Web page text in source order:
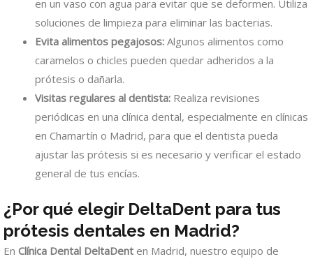
en un vaso con agua para evitar que se deformen. Utiliza
soluciones de limpieza para eliminar las bacterias.
Evita alimentos pegajosos: Algunos alimentos como
caramelos o chicles pueden quedar adheridos a la
prótesis o dañarla.
Visitas regulares al dentista: Realiza revisiones
periódicas en una clínica dental, especialmente en clínicas
en Chamartín o Madrid, para que el dentista pueda
ajustar las prótesis si es necesario y verificar el estado
general de tus encías.
¿Por qué elegir DeltaDent para tus
prótesis dentales en Madrid?
En Clínica Dental DeltaDent en Madrid, nuestro equipo de